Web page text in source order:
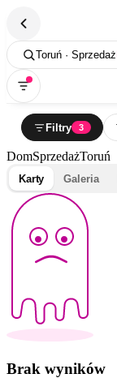
Toruń · Sprzedaż
Filtry 3
DomSprzedażToruń
Karty Galeria
Brak wyników